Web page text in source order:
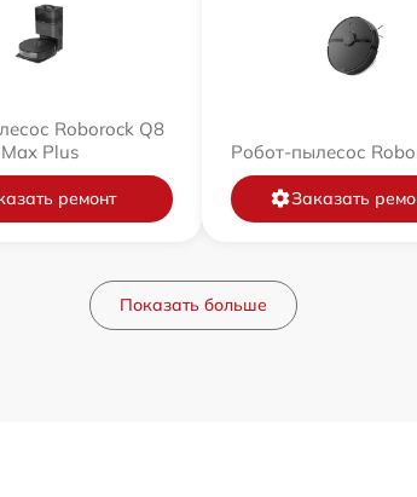
Roborock Q8
Max Plus
ремонт
Робот-пылесос
Заказать
Показать больше